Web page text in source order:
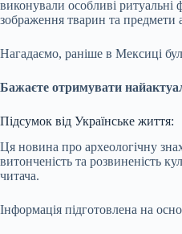
виконували особливі ритуальні
зображення тварин та предмети
Нагадаємо, раніше в Мексиці
Бажаєте отримувати
Підсумок від Українське життя:
Ця новина про археологічну
витонченість та розвиненість
читача.
Інформація підготовлена на